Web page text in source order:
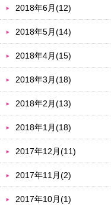
2018年6月(12)
2018年5月(14)
2018年4月(15)
2018年3月(18)
2018年2月(13)
2018年1月(18)
2017年12月(11)
2017年11月(2)
2017年10月(1)